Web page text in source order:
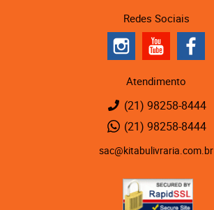
Redes Sociais
Atendimento
(21) 98258-8444
(21) 98258-8444
sac@kitabulivraria.com.br